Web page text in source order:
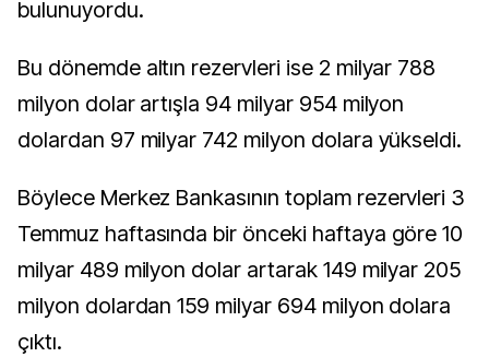
bulunuyordu.
Bu dönemde altın rezervleri ise 2 milyar 788
milyon dolar artışla 94 milyar 954 milyon
dolardan 97 milyar 742 milyon dolara yükseldi.
Böylece Merkez Bankasının toplam rezervleri 3
Temmuz haftasında bir önceki haftaya göre 10
milyar 489 milyon dolar artarak 149 milyar 205
milyon dolardan 159 milyar 694 milyon dolara
çıktı.